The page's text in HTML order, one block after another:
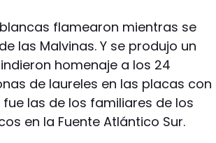
flamearon mientras se
las Malvinas. Y se produjo un
homenaje a los 24
de laureles en las placas con
las de los familiares de los
en la Fuente Atlántico Sur.